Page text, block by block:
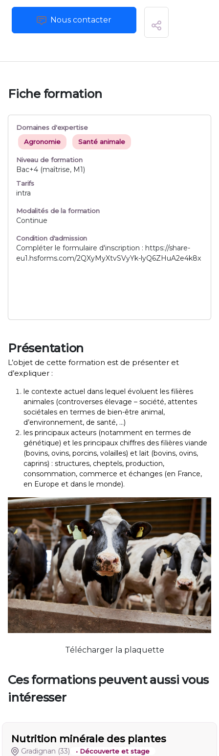
Nous contacter
Présentation
L’objet de cette formation est de présenter et
d’expliquer :
le contexte actuel dans lequel évoluent les filières
animales (controverses élevage – société, attentes
sociétales en termes de bien-être animal,
d’environnement, de santé, …)
les principaux acteurs (notamment en termes de
génétique) et les principaux chiffres des filières viande
(bovins, ovins, porcins, volailles) et lait (bovins, ovins,
caprins) : structures, cheptels, production,
consommation, commerce et échanges (en France,
en Europe et dans le monde).
Télécharger la plaquette
Fiche formation
Domaines d'expertise
Agronomie
Santé animale
Niveau de formation
Bac+4 (maîtrise, M1)
Tarifs
intra
Modalités de la formation
Continue
Condition d'admission
Compléter le formulaire d'inscription : https://share-
eu1.hsforms.com/2QXyMyXtvSVyYk-lyQ6ZHuA2e4k8x
Ces formations peuvent aussi vous
intéresser
Nutrition minérale des plantes
Gradignan (33) • Découverte et stage